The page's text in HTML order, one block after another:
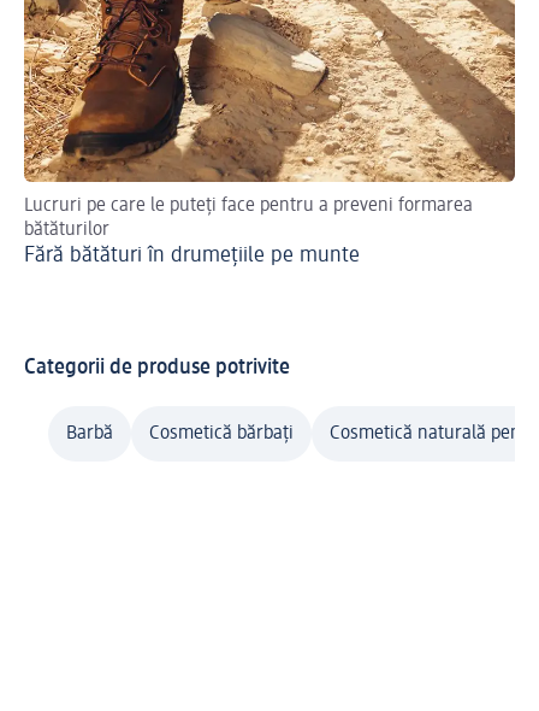
Lucruri pe care le puteți face pentru a preveni formarea
bătăturilor
Fără bătături în drumețiile pe munte
Categorii de produse potrivite
Barbă Cosmetică bărbați Cosmetică naturală